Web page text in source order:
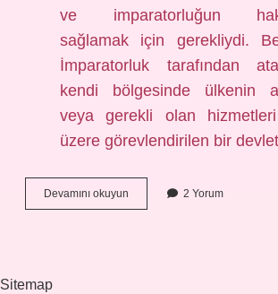
ve imparatorluğun
sağlamak için gerekliydi.
İmparatorluk tarafından
kendi bölgesinde ülkenin
veya gerekli olan
üzere görevlendirilen bir
Devamını okuyun Osmanlı’da
beylerbeyi
2 Yorum
Sitemap